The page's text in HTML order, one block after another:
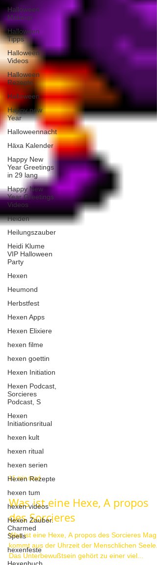
Halloween
Makeup
Halloween
Tipps
Halloween
Videos
Halloween
Rezepte
Halloween.
Happy new
Year
Halloweennacht
Häxa Kalender
Happy New
Year Greetings
in 29 lang
Happy New
Year Greetings
Videos
Heiden
Heilungszauber
Heidi Klume
VIP Halloween
Party
Hexen
Heumond
Herbstfest
Hexen Apps
Hexen Elixiere
hexen filme
hexen goettin
Hexen Initiation
Hexen Podcast,
Sorcieres
Podcast, S
Hexen
Initiationsritual
hexen kult
hexen ritual
hexen serien
Hexen Rezepte
hexen tum
hexen videos
Hexen Zauber.
Charmed
Spells
hexenfeste
Hexenbuch
15 min read
Was ist eine Hexe, A propos
des Sorcieres
Was ist eine Hexe, A propos des Sorcieres
kommt aus der Uhrzeit der Menschlichen Seele.